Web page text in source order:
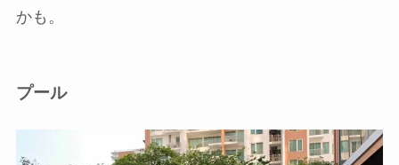
かも。
プール